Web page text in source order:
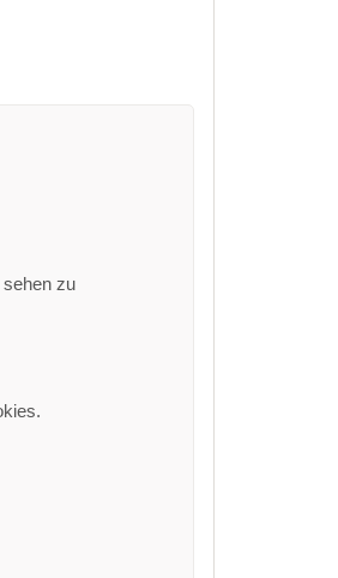
sehen zu